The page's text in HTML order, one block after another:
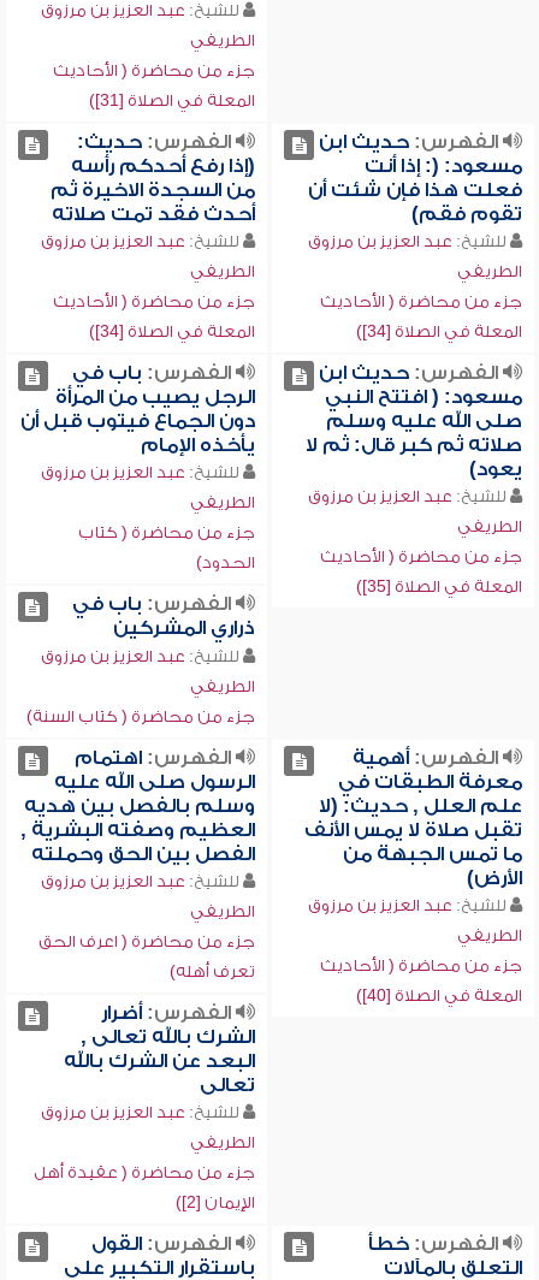
للشيخ: عبد العزيز بن مرزوق
الطريفي
جزء من محاضرة ( الأحاديث
المعلة في الصلاة [31])
الفهرس:حديث ابن
مسعود: (: إذا أنت
فعلت هذا فإن شئت أن
تقوم فقم)
للشيخ: عبد العزيز بن مرزوق
الطريفي
جزء من محاضرة ( الأحاديث
المعلة في الصلاة [34])
الفهرس:حديث:
(إذا رفع أحدكم رأسه
من السجدة الاخيرة ثم
أحدث فقد تمت صلاته
للشيخ: عبد العزيز بن مرزوق
الطريفي
جزء من محاضرة ( الأحاديث
المعلة في الصلاة [34])
الفهرس:حديث ابن
مسعود: ( افتتح النبي
صلى الله عليه وسلم
صلاته ثم كبر قال: ثم لا
يعود)
للشيخ: عبد العزيز بن مرزوق
الطريفي
جزء من محاضرة ( الأحاديث
المعلة في الصلاة [35])
الفهرس: باب في
الرجل يصيب من المرأة
دون الجماع فيتوب قبل أن
يأخذه الإمام
للشيخ: عبد العزيز بن مرزوق
الطريفي
جزء من محاضرة ( كتاب
الحدود)
الفهرس: باب في
ذراري المشركين
للشيخ: عبد العزيز بن مرزوق
الطريفي
جزء من محاضرة ( كتاب السنة)
الفهرس:أهمية
معرفة الطبقات في
علم العلل , حديث: (لا
تقبل صلاة لا يمس الأنف
ما تمس الجبهة من
الأرض)
للشيخ: عبد العزيز بن مرزوق
الطريفي
جزء من محاضرة ( الأحاديث
المعلة في الصلاة [40])
الفهرس:اهتمام
الرسول صلى الله عليه
وسلم بالفصل بين هديه
العظيم وصفته البشرية ,
الفصل بين الحق وحملته
للشيخ: عبد العزيز بن مرزوق
الطريفي
جزء من محاضرة ( اعرف الحق
تعرف أهله)
الفهرس:أضرار
الشرك بالله تعالى ,
البعد عن الشرك بالله
تعالى
للشيخ: عبد العزيز بن مرزوق
الطريفي
جزء من محاضرة ( عقيدة أهل
الإيمان [2])
الفهرس:خطأ
التعلق بالمآلات
الفهرس:القول
باستقرار التكبير على